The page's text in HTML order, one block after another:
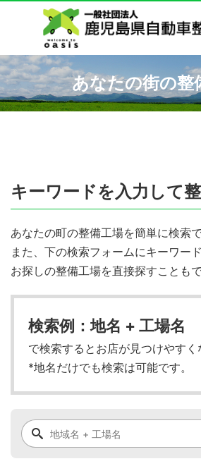
あなたの街の整
キーワードを入力して
あなたの町の整備工場を簡単に検索
また、下の検索フォームにキーワー
お探しの整備工場を直接探すこともで
検索例：地名 + 工場名
で検索するとお店が見つけやすく
*地名だけでも検索は可能です。